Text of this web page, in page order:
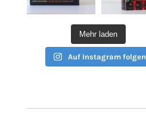
Mehr laden
Auf Instagram folgen